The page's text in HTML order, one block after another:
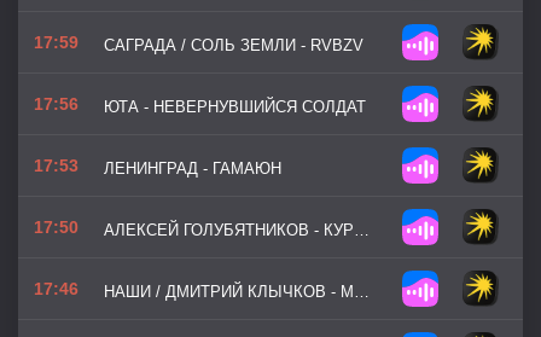
17:59 САГРАДА / СОЛЬ ЗЕМЛИ - RVBZV
17:56 ЮТА - НЕВЕРНУВШИЙСЯ СОЛДАТ
17:53 ЛЕНИНГРАД - ГАМАЮН
17:50 АЛЕКСЕЙ ГОЛУБЯТНИКОВ - КУРСКАЯ БИТВА 2.0
17:46 НАШИ / ДМИТРИЙ КЛЫЧКОВ - МАМА, Я 300